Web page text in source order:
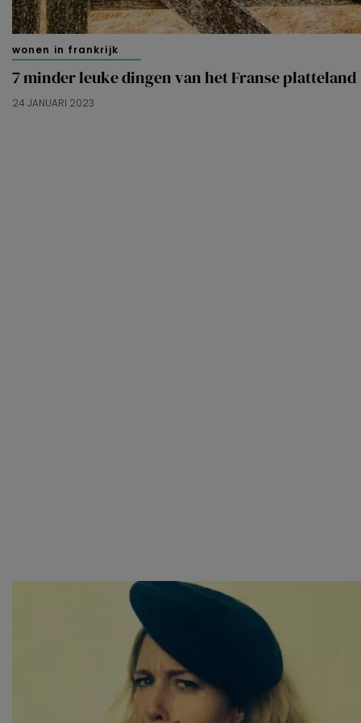
wonen in frankrijk
7 minder leuke dingen van het Franse platteland
24 JANUARI 2023